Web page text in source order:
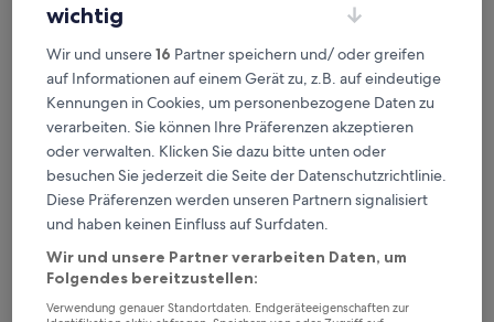
Kostenlose Stornierung bei
Planänderungen
Verdiene Prämien für jede
wahrgenommene Übernachtung
Mehr sparen mit Preisen für Mitglieder
Überprüfe die Preise für diese Daten
wichtig
Wir und unsere16 Partner speichern und/ oder greifen
auf Informationen auf einem Gerät zu, z.B. auf eindeutige
Kennungen in Cookies, um personenbezogene Daten zu
verarbeiten. Sie können Ihre Präferenzen akzeptieren
oder verwalten. Klicken Sie dazu bitte unten oder
besuchen Sie jederzeit die Seite der Datenschutzrichtlinie.
Diese Präferenzen werden unseren Partnern signalisiert
und haben keinen Einfluss auf Surfdaten.
Wir und unsere Partner verarbeiten Daten, um
Folgendes bereitzustellen:
Verwendung genauer Standortdaten. Endgeräteeigenschaften zur